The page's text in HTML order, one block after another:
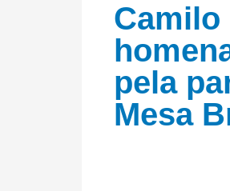
Camilo
pela
Mesa